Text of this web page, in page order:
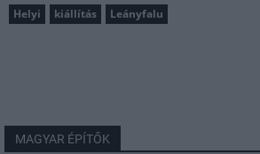
Helyi kiállítás Leányfalu
MAGYAR ÉPÍTŐK